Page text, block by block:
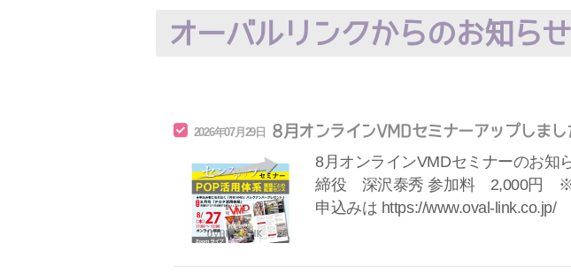
オーバルリンクからのお知らせ
2026年07月29日 8月オンラインVMDセミナーアップしまし
8月オンラインVMDセミナーの
締役 深沢泰秀 参加料 2,000円 ※
申込みは https://www.oval-link.co.jp/